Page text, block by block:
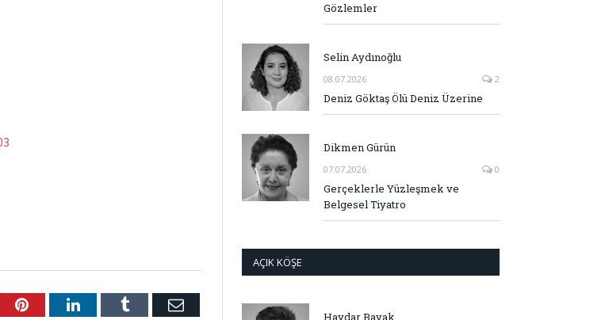
PinterestLinkedInTumblr E-
Gözlemler
Selin Aydınoğlu
08.07.2026 2
Deniz Göktaş Ölü Deniz Üzerine
Dikmen Gürün
07.07.2026 0
Gerçeklerle Yüzleşmek ve
Belgesel Tiyatro
AÇIK KÖŞE
Haydar Bayak